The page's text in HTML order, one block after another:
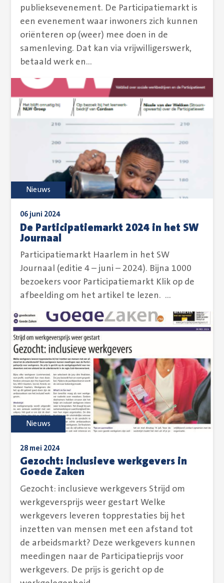
publieksevenement. De Participatiemarkt is
een evenement waar inwoners zich kunnen
oriënteren op (weer) mee doen in de
samenleving. Dat kan via vrijwilligerswerk,
betaald werk en...
De Participatiemarkt 2024 in het SW
Journaal
06 juni 2024
Participatiemarkt Haarlem in het SW
Journaal (editie 4 – juni – 2024). Bijna 1000
bezoekers voor Participatiemarkt Klik op de
afbeelding om het artikel te lezen. ...
Nieuws
Gezocht: inclusieve werkgevers in
Goede Zaken
28 mei 2024
Gezocht: inclusieve werkgevers Strijd om
werkgeversprijs weer gestart Welke
werkgevers leveren topprestaties bij het
inzetten van mensen met een afstand tot
de arbeidsmarkt? Deze werkgevers kunnen
meedingen naar de Participatieprijs voor
werkgevers. De prijs is gericht op de
Nieuws